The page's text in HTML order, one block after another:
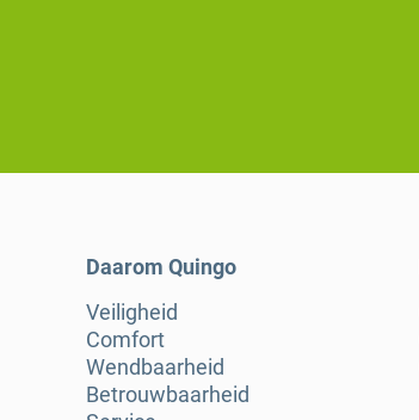
Daarom Quingo
Veiligheid
Comfort
Wendbaarheid
Betrouwbaarheid